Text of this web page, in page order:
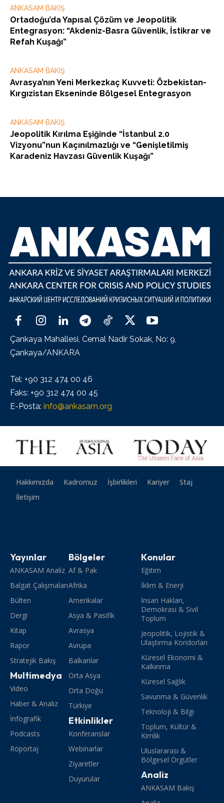
ANKASAM BAKIŞ
Ortadoğu’da Yapısal Çözüm ve Jeopolitik
Entegrasyon: “Akdeniz-Basra Güvenlik, İstikrar ve
Refah Kuşağı”
ANKASAM BAKIŞ
Avrasya’nın Yeni Merkezkaç Kuvveti: Özbekistan-
Kırgızistan Ekseninde Bölgesel Entegrasyon
ANKASAM BAKIŞ
Jeopolitik Kırılma Eşiğinde “İstanbul 2.0
Vizyonu”nun Kaçınılmazlığı ve “Genişletilmiş
Karadeniz Havzası Güvenlik Kuşağı”
Çankaya Mahallesi, Cemal Nadir Sokak, No: 9,
Çankaya/ANKARA
Tel: +90 312 474 00 46
Faks: +90 312 474 00 45
E-Posta: info@ankasam.org
Hakkımızda Kadromuz İşbirlikleri Kariyer
Staj
İletişim
Yayınlar
ANKASAM Analiz
Balgat Çalışmaları
Bülten
Dergi
Kitap
Rapor
Stratejik Bakış
Multimedya
Video
Haber & Analiz
İnfografik
Podcasts
Röportaj
Bölgeler
Af & Pak
Afrika
Amerikalar
Asya & Pasifik
Avrasya
Avrupa
Balkanlar
Orta Asya
Orta Doğu
Türkiye
Etkinlikler
Konferanslar
Webinarlar
Ziyaretler
Duyurular
Konular
Eğitim
İklim & Enerji
İnsan Hakları,
Demokrasi & Sivil
Toplum
Jeopolitik, Lojistik &
Ulaştırma Koridorları
Küresel Ekonomi &
Kalkınma
Küresel Sağlık
Savunma & Güvenlik
Teknoloji & Bilgi
Toplum, Kültür &
Kimlik
Uluslararası &
Bölgesel Örgütler
Analiz
ANKASAM Bakış